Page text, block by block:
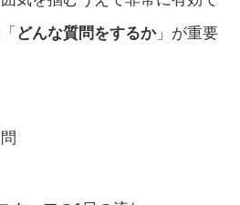
どんな質問をするか」が重要